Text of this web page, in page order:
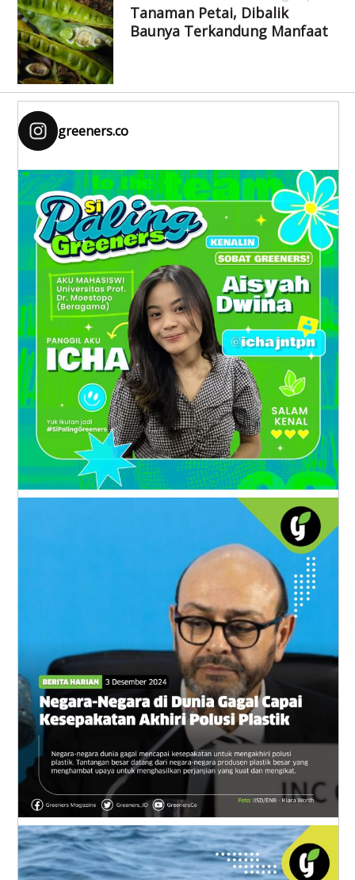
Tanaman Petai, Dibalik
Baunya Terkandung Manfaat
greeners.co